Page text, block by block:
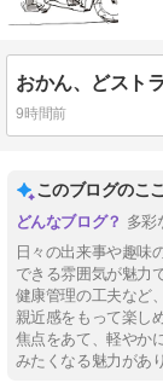
9時間前
このブログのこ
多彩
日々の出来事や趣味
できる雰囲気が魅力
健康管理の工夫など
親近感をもって楽し
焦点をあて、軽やか
みたくなる魅力があ